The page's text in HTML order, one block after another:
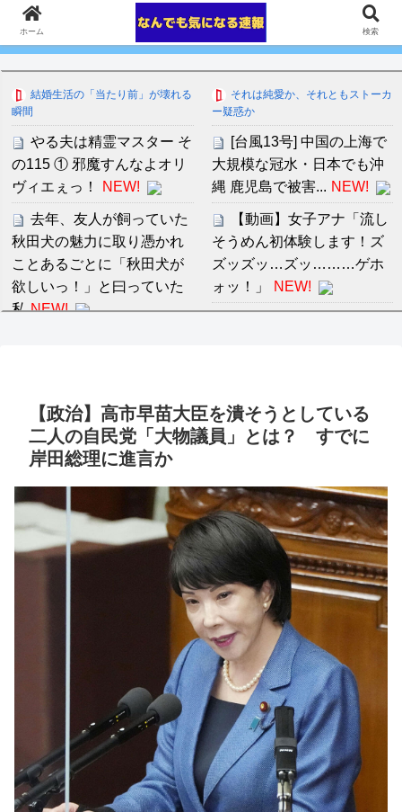
結婚生活の「当たり前」が壊れる
瞬間
やる夫は精霊マスター そ
の115 ① 邪魔すんなよオリ
ヴィエぇっ！
NEW!
去年、友人が飼っていた
秋田犬の魅力に取り憑かれ
ことあるごとに「秋田犬が
欲しいっ！」と曰っていた
私 NEW!
の変更に失望」→欠席
NEW!
阪神も狙ってた中日大野
雄大、入団直談判してた模
様 NEW!
子どもの為に貯めたお金
クレバテスⅡ-魔獣の王と
【画像】発達障害の子ど
もはこの絵の意味がすぐに
分からないらしい
日本が北朝鮮に辛勝し二
次予選3連勝も、海外ファン
それは純愛か、それともストーカ
ー疑惑か
[台風13号] 中国の上海で
大規模な冠水・日本でも沖
縄 鹿児島で被害... NEW!
【動画】女子アナ「流し
そうめん初体験します！ズ
ズッズッ…ズッ………ゲホ
ォッ！」
NEW!
と詰められて半泣きで…
セ・リーグ出塁回数ラン
8/3まで
【地獄のような聴聞会】
Ｗ杯１次Ｌ敗退の韓国 議員
が「なぜ負けたのか？」ソ
ン・フンミン先発落ちは
「監督の報復」
すまん熊本やがコンビニ
に食品も水もない
ディズニーが「大課金時
代」に突入！アトラクショ
ンパスがどれもこれも1500
円の課金チケに
海外「日本よ、お前がナ
【政治】高市早苗大臣を潰そうとしている
二人の自民党「大物議員」とは？ すでに
岸田総理に進言か
ホーム 検索